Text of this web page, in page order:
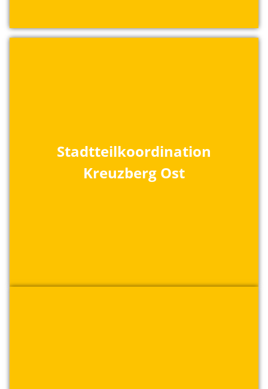
Stadtteilkoordination
Kreuzberg Ost